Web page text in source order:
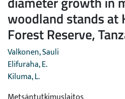
woodland stands at
Forest Reserve,
Valkonen, Sauli
Elifuraha, E.
Kiluma, L.